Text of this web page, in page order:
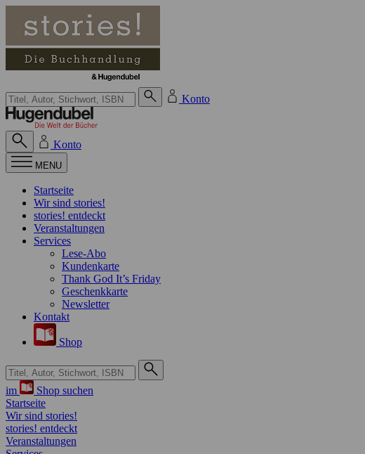
Suche bei Hugendubel
Konto
Konto
MENU
Startseite
Wir sind stories!
stories! entdeckt
Veranstaltungen
Services
Lese-Abo
Kundenkarte
Thank God It’s Friday
Geschenkkarte
Newsletter
Kontakt
Shop
Suche bei Hugendubel
im
Shop suchen
Startseite
Wir sind stories!
stories! entdeckt
Veranstaltungen